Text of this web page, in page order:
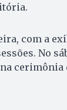
com a
No
cerimônia